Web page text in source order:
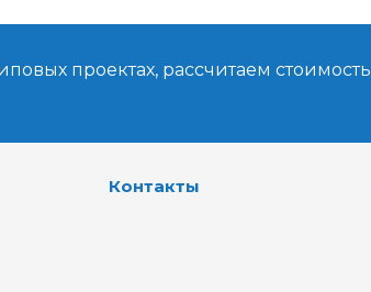
проектах, рассчитаем стоимость
Контакты